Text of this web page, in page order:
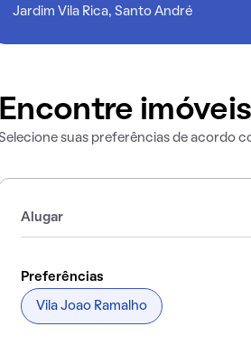
Jardim Vila Rica, Santo André
Encontre
suas preferências de acordo
Alugar
Preferências
Vila Joao Ramalho